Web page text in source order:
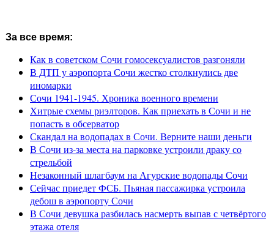
За все время:
Как в советском Сочи гомосексуалистов разгоняли
В ДТП у аэропорта Сочи жестко столкнулись две
иномарки
Сочи 1941-1945. Хроника военного времени
Хитрые схемы риэлторов. Как приехать в Сочи и не
попасть в обсерватор
Скандал на водопадах в Сочи. Верните наши деньги
В Сочи из-за места на парковке устроили драку со
стрельбой
Незаконный шлагбаум на Агурские водопады Сочи
Сейчас приедет ФСБ. Пьяная пассажирка устроила
дебош в аэропорту Сочи
В Сочи девушка разбилась насмерть выпав с четвёртого
этажа отеля